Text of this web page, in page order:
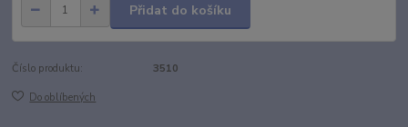
Přidat do košíku
Číslo produktu: 3510
Do oblíbených